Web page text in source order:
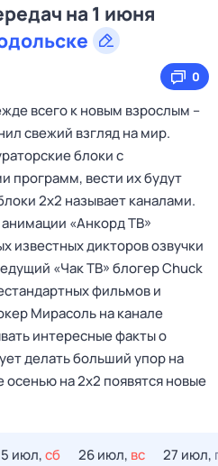
на 1 июня
0
всего к новым взрослым –
свежий взгляд на мир.
блоки с
программ, вести их будут
2х2 называет каналами.
«Анкорд ТВ»
известных дикторов озвучки
«Чак ТВ» блогер Chuck
фильмов и
Мирасоль на канале
интересные факты о
делать больший упор на
на 2х2 появятся новые
июл,сб 26 июл, вс 27 июл,